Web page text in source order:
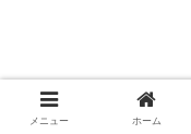
メニュー ホーム